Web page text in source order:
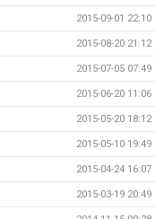
2015-09-01 22:10
2015-08-20 21:12
2015-07-05 07:49
2015-06-20 11:06
2015-05-20 18:12
2015-05-10 19:49
2015-04-24 16:07
2015-03-19 20:49